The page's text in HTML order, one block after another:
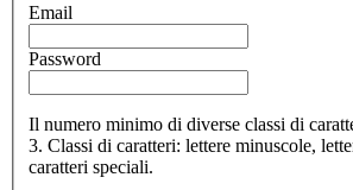
Email
Password
Il numero minimo di diverse classi di
3. Classi di caratteri: lettere minuscole,
caratteri speciali.